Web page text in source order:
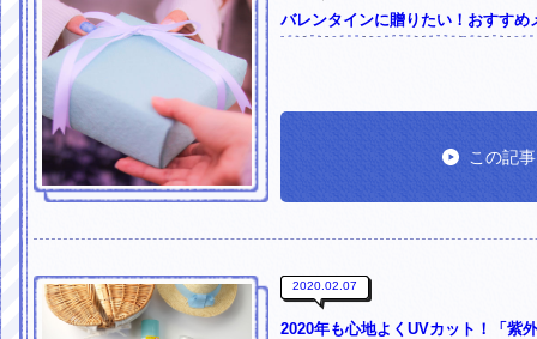
バレンタインに贈りたい！おすすめ
この記
2020.02.07
2020年も心地よくUVカット！「紫